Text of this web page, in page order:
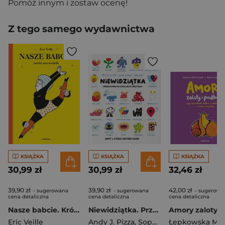
Pomóż innym i zostaw ocenę!
Z tego samego wydawnictwa
KSIĄŻKA
30,99 zł
39,90 zł - sugerowana
cena detaliczna
Nasze babcie. Krótki przewodnik
Eric Veille
KSIĄŻKA
30,99 zł
39,90 zł - sugerowana
cena detaliczna
Niewidziątka. Przewodnik po emocjach i nie tylko
Andy J. Pizza, Sophie Miller
KSIĄŻKA
32,46 zł
42,00 zł -
cena detaliczna
Łepkowska